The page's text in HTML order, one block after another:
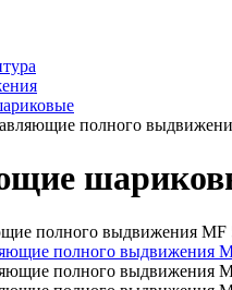
полного
полного выдвижения